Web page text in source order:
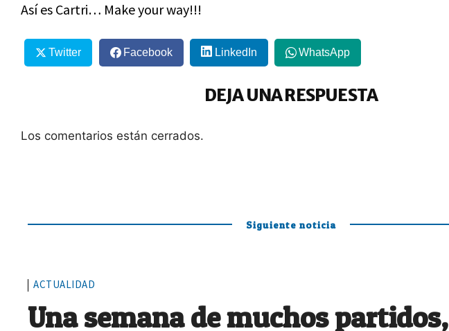
Así es Cartri… Make your way!!!
Twitter Facebook LinkedIn WhatsApp
DEJA UNA RESPUESTA
Los comentarios están cerrados.
Siguiente noticia
ACTUALIDAD
Una semana de muchos partidos,